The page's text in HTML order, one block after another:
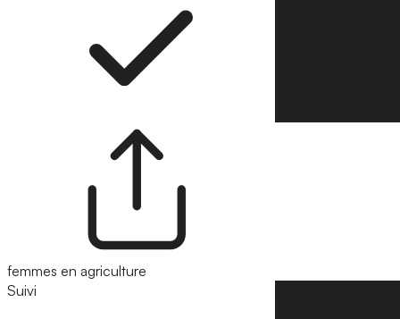
femmes en agriculture
Suivi